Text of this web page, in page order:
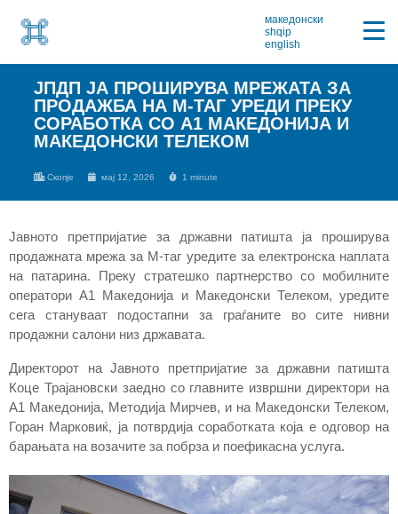
македонски
shqip
english
ЈПДП ЈА ПРОШИРУВА МРЕЖАТА ЗА
ПРОДАЖБА НА М-ТАГ УРЕДИ ПРЕКУ
СОРАБОТКА СО А1 МАКЕДОНИЈА И
МАКЕДОНСКИ ТЕЛЕКОМ
Скопје мај 12, 2026 1 minute
Јавното претпријатие за државни патишта ја проширува
продажната мрежа за М-таг уредите за електронска наплата
на патарина. Преку стратешко партнерство со мобилните
оператори А1 Македонија и Македонски Телеком, уредите
сега стануваат подостапни за граѓаните во сите нивни
продажни салони низ државата.
Директорот на Јавното претпријатие за државни патишта
Коце Трајановски заедно со главните извршни директори на
А1 Македонија, Методија Мирчев, и на Македонски Телеком,
Горан Марковиќ, ја потврдија соработката која е одговор на
барањата на возачите за побрза и поефикасна услуга.